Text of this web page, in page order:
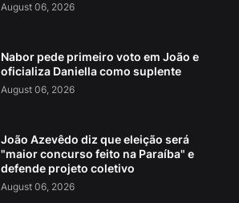
August 06, 2026
Nabor pede primeiro voto em João e
oficializa Daniella como suplente
August 06, 2026
João Azevêdo diz que eleição será
"maior concurso feito na Paraíba" e
defende projeto coletivo
August 06, 2026